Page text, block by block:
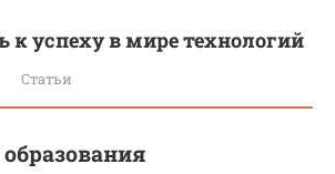
к успеху в мире технологий
Статьи